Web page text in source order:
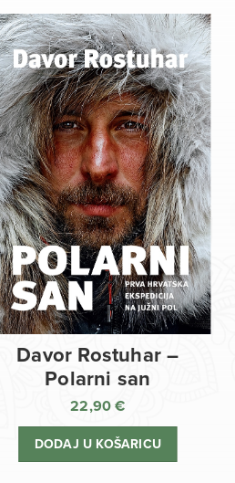
Davor Rostuhar –
Polarni san
22,90€
DODAJ U KOŠARICU